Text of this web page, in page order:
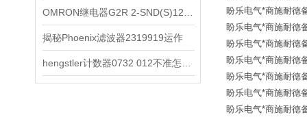
揭秘Phoenix滤波器2319919运作
盼乐电气*商施耐德
盼乐电气*商施耐德
盼乐电气*商施耐德
盼乐电气*商施耐德
盼乐电气*商施耐德
盼乐电气*商施耐德
盼乐电气*商施耐德